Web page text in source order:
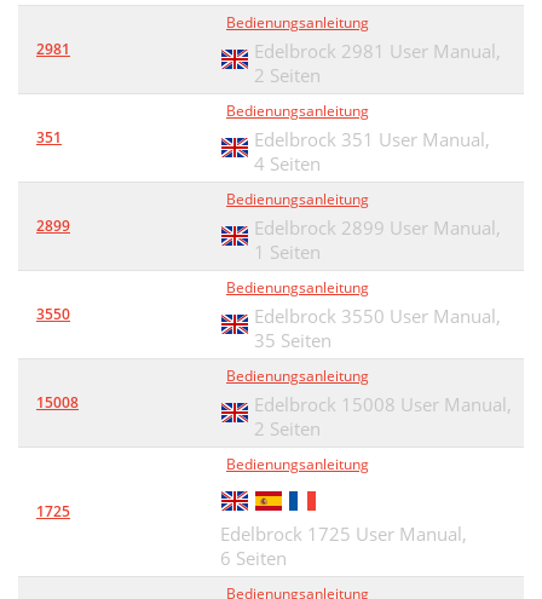
2981
Bedienungsanleitung
Edelbrock 2981 User Manual,
2 Seiten
351
Bedienungsanleitung
Edelbrock 351 User Manual,
4 Seiten
2899
Bedienungsanleitung
Edelbrock 2899 User Manual,
1 Seiten
3550
Bedienungsanleitung
Edelbrock 3550 User Manual,
35 Seiten
15008
Bedienungsanleitung
Edelbrock 15008 User Manual,
2 Seiten
1725
Bedienungsanleitung
Edelbrock 1725 User Manual,
6 Seiten
Bedienungsanleitung